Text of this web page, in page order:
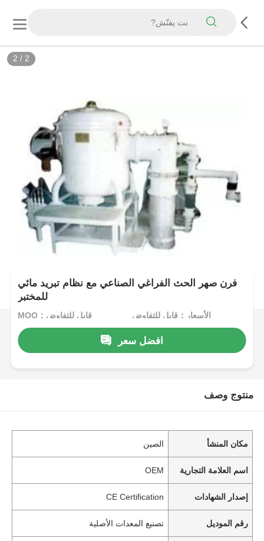
2 / 2
فرن صهر الحث الفراغي الصناعي مع نظام تبريد مائي
للمختبر
MOQ：قابل للتفاوض الأسعار：قابل للتفاوض
افضل سعر
منتوج وصف
مكان المنشأ الصين
اسم العلامة التجارية OEM
إصدار الشهادات CE Certification
رقم الموديل تصنيع المعدات الأصلية